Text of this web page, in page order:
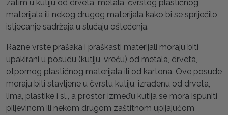
zatim u kutiju od drveta, metala, čvrstog plastičnog
materijala ili nekog drugog materijala kako bi se spriječilo
istjecanje sadržaja u slučaju oštećenja.
Razne vrste prašaka i praškasti materijali moraju biti
upakirani u posudu (kutiju, vreću) od metala, drveta,
otpornog plastičnog materijala ili od kartona. Ove posude
moraju biti stavljene u čvrstu kutiju, izrađenu od drveta,
lima, plastike i sl., a prostor između kutija se mora ispuniti
piljevinom ili nekom drugom zaštitnom upijajućom